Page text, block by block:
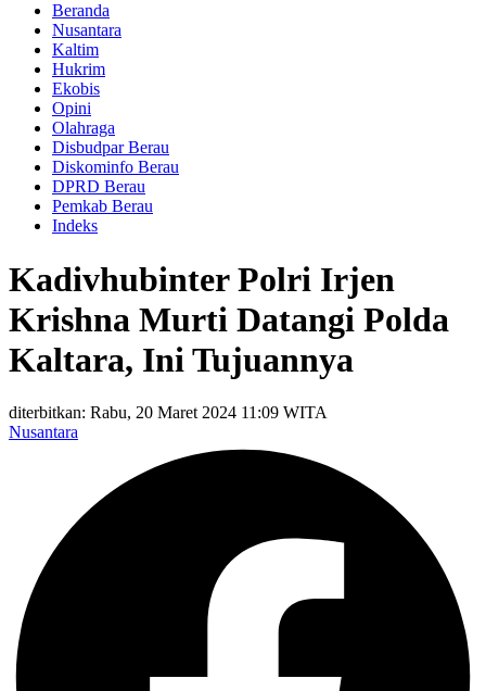
Beranda
Nusantara
Kaltim
Hukrim
Ekobis
Opini
Olahraga
Disbudpar Berau
Diskominfo Berau
DPRD Berau
Pemkab Berau
Indeks
Kadivhubinter Polri Irjen
Krishna Murti Datangi Polda
Kaltara, Ini Tujuannya
diterbitkan: Rabu, 20 Maret 2024 11:09 WITA
Nusantara